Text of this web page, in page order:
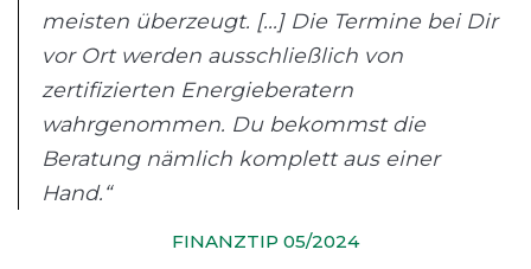
meisten überzeugt. [...] Die Termine bei Dir
vor Ort werden ausschließlich von
zertifizierten Energieberatern
wahrgenommen. Du bekommst die
Beratung nämlich komplett aus einer
Hand.“
FINANZTIP 05/2024